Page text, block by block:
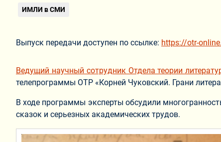
ИМЛИ в СМИ
Выпуск передачи доступен по ссылке: https://otr-
Ведущий научный сотрудник Отдела теории
телепрограммы ОТР «Корней Чуковский. Грани
В ходе программы эксперты обсудили
сказок и серьезных академических трудов.